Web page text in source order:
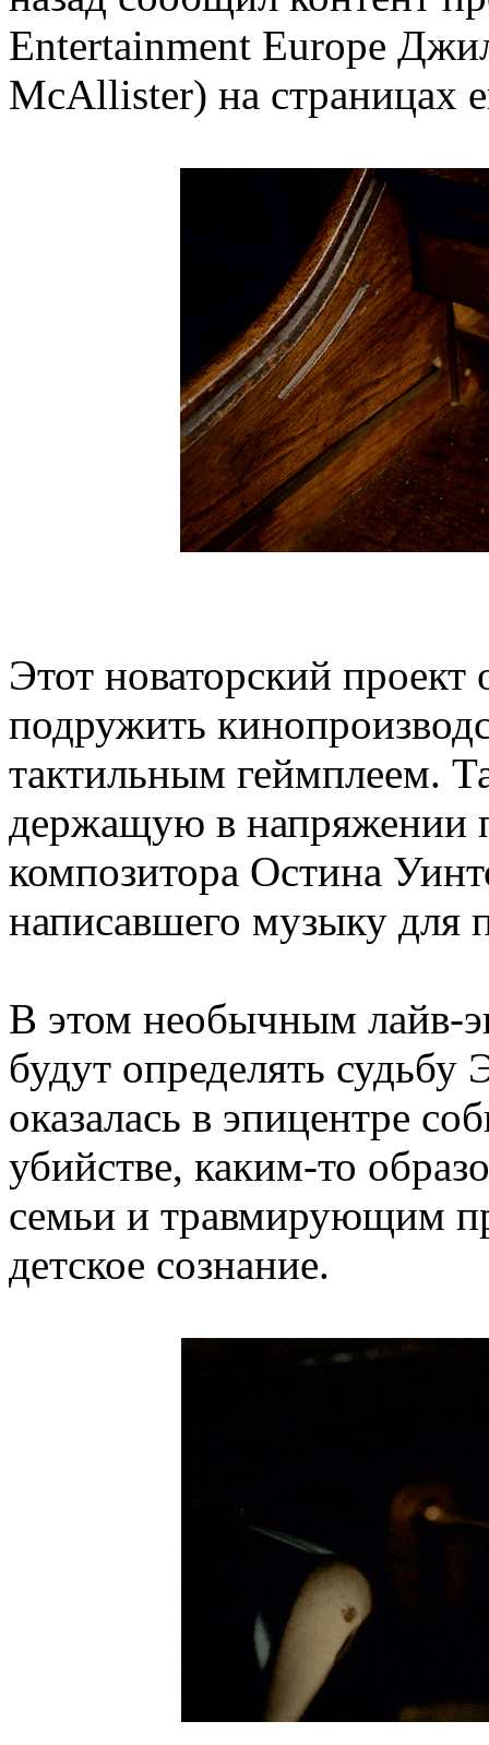
Entertainment Europe
McAllister) на страницах
Этот новаторский
подружить
тактильным геймплеем.
держащую в напряжении
композитора Остина
написавшего музыку для
В этом необычным лайв-
будут определять
оказалась в эпицентре
убийстве, каким-то
семьи и травмирующим
детское сознание.